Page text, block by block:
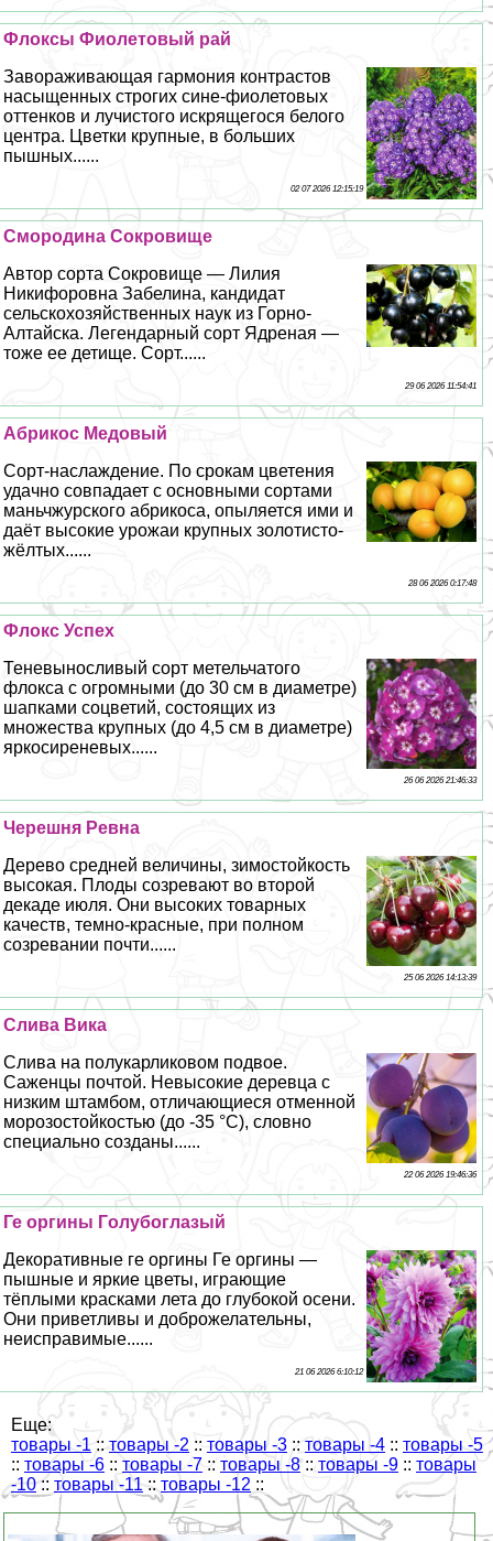
Флоксы Фиолетовый рай
Завораживающая гармония контрастов
насыщенных строгих сине-фиолетовых
оттенков и лучистого искрящегося белого
центра. Цветки крупные, в больших
пышных......
02 07 2026 12:15:19
Смородина Сокровище
Автор сорта Сокровище — Лилия
Никифоровна Забелина, кандидат
сельскохозяйственных наук из Горно-
Алтайска. Легендарный сорт Ядреная —
тоже ее детище. Сорт......
29 06 2026 11:54:41
Абрикос Медовый
Сорт-наслаждение. По срокам цветения
удачно совпадает с основными сортами
маньчжурского абрикоса, опыляется ими и
даёт высокие урожаи крупных золотисто-
жёлтых......
28 06 2026 0:17:48
Флокс Успех
Теневыносливый сорт метельчатого
флокса с огромными (до 30 см в диаметре)
шапками соцветий, состоящих из
множества крупных (до 4,5 см в диаметре)
яркосиреневых......
26 06 2026 21:46:33
Черешня Ревна
Дерево средней величины, зимостойкость
высокая. Плоды созревают во второй
декаде июля. Они высоких товарных
качеств, темно-красные, при полном
созревании почти......
25 06 2026 14:13:39
Слива Вика
Слива на полукарликовом подвое.
Саженцы почтой. Невысокие деревца с
низким штамбом, отличающиеся отменной
морозостойкостью (до -35 °С), словно
специально созданы......
22 06 2026 19:46:36
Ге opгины Гoлyбоглазый
Декоративные ге opгины Ге opгины —
пышные и яркие цветы, играющие
тёплыми красками лета до глубокой осени.
Они приветливы и доброжелательны,
неисправимые......
21 06 2026 6:10:12
Еще:
товары -1 :: товары -2 :: товары -3 :: товары -4 :: товары -5
:: товары -6 :: товары -7 :: товары -8:: товары -9 :: товары
-10 :: товары -11 :: товары -12 ::